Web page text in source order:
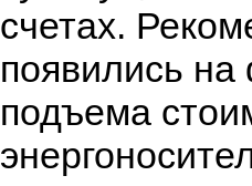
счетах.
появились на
подъема